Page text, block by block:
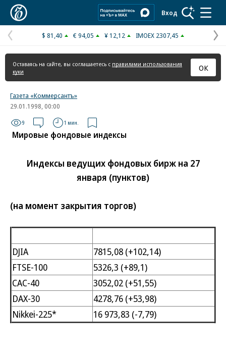
Вход
Предыдущая
страница
$ 81,40 € 94,05 ¥ 12,12 IMOEX 2307,45
Оставаясь на сайте, вы соглашаетесь с правилами использования
куки
ОК
Газета «Коммерсантъ»
29.01.1998, 00:00
9 1 мин.
Мировые фондовые индексы
Индексы ведущих фондовых бирж на 27
января (пунктов)
(на момент закрытия торгов)
DJIA
7815,08 (+102,14)
FTSE-100
5326,3 (+89,1)
CAC-40
3052,02 (+51,55)
DAX-30
4278,76 (+53,98)
Nikkei-225*
16 973,83 (-7,79)